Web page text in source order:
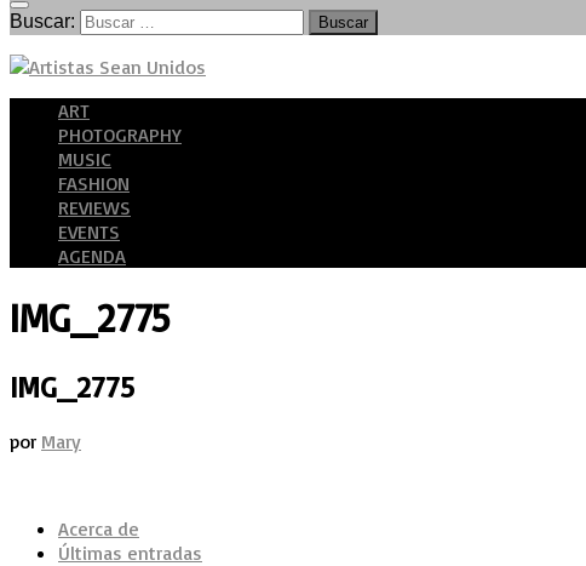
Buscar:
ART
PHOTOGRAPHY
MUSIC
FASHION
REVIEWS
EVENTS
AGENDA
IMG_2775
IMG_2775
por Mary
Acerca de
Últimas entradas